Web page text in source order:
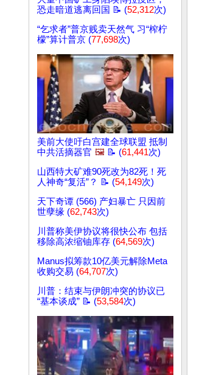
恐走暗道逃离回国 📝 (52,312次)
“乞求者”普京贱卖天然气 习“榨柠
檬”算计普京 (77,698次)
美前大使吁白宫建全球联盟 抵制
中共活摘器官 🖼️ 📝 (61,441次)
山西特大矿难90死改为82死！死
人神奇“复活”？ 📝 (54,149次)
天下奇谭 (566) 产妇暴亡 只因前
世孽缘 (62,743次)
川普称美伊协议将很快公布 包括
移除高浓缩铀库存 (64,569次)
Manus拟筹款10亿美元解除Meta
收购交易 (64,707次)
川普：结束与伊朗冲突的协议已
“基本谈成” 📝 (53,584次)